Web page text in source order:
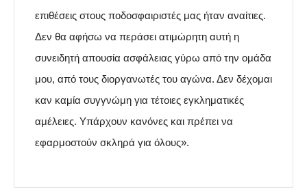
επιθέσεις στους ποδοσφαιριστές μας ήταν αναίτιες.
Δεν θα αφήσω να περάσει ατιμώρητη αυτή η
συνειδητή απουσία ασφάλειας γύρω από την ομάδα
μου, από τους διοργανωτές του αγώνα. Δεν δέχομαι
καν καμία συγγνώμη για τέτοιες εγκληματικές
αμέλειες. Υπάρχουν κανόνες και πρέπει να
εφαρμοστούν σκληρά για όλους».